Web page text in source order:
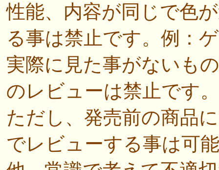
性能、内容が同じで色
る事は禁止です。例：
実際に見た事がないも
のレビューは禁止です。
ただし、発売前の商品
でレビューする事は可